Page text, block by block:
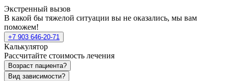
Экстренный вызов
В какой бы тяжелой ситуации вы не оказались, мы вам
поможем!
+7 903 646-20-71
Калькулятор
Рассчитайте стоимость лечения
Возраст пациента?
Вид зависимости?